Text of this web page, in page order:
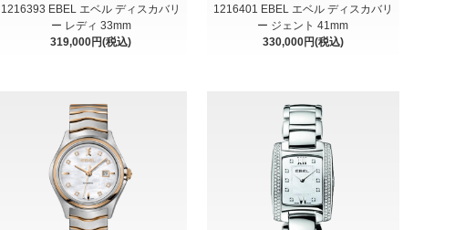
1216393 EBEL エベル ディスカバリ
ー レディ 33mm
319,000円(税込)
1216401 EBEL エベル ディスカバリ
ー ジェント 41mm
330,000円(税込)